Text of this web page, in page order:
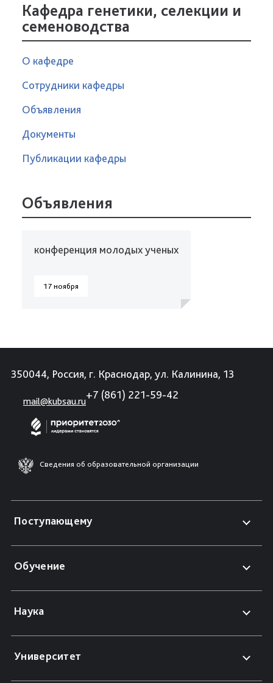
Кафедра генетики, селекции и
семеноводства
О кафедре
Сотрудники кафедры
Объявления
Документы
Публикации кафедры
Объявления
конференция молодых ученых
17 ноября
350044, Россия, г. Краснодар, ул. Калинина, 13
mail@kubsau.ru
+7 (861) 221-59-42
Сведения об образовательной организации
Поступающему
Обучение
Наука
Университет